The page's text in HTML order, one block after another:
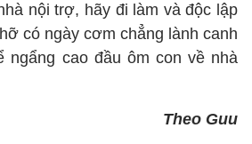
nội trợ, hãy đi làm và độc lập
có ngày cơm chẳng lành canh
ngẩng cao đầu ôm con về nhà
Theo Guu